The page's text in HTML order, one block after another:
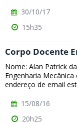
30/10/17
15h35
Corpo Docente
Nome: Alan Patrick
Engenharia
endereço de email
15/08/16
20h25